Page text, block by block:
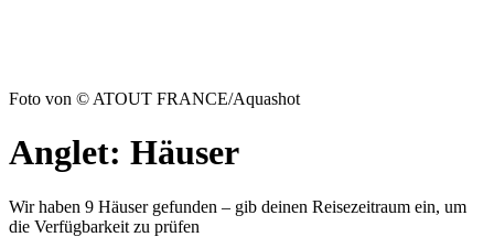
Foto von © ATOUT FRANCE/Aquashot
Anglet: Häuser
Wir haben 9 Häuser gefunden – gib deinen Reisezeitraum ein, um
die Verfügbarkeit zu prüfen